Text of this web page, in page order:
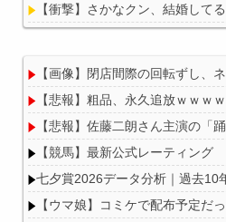
【衝撃】さかなクン、結婚して
Powered by livedoor 相互RSS
【画像】閉店間際の回転ずし、
【悲報】粗品、永久追放ｗｗｗ
【悲報】佐藤二朗さん主演の「
【競馬】最新公式レーティン
七夕賞2026データ分析｜過去10
【ウマ娘】コミケで配布予定